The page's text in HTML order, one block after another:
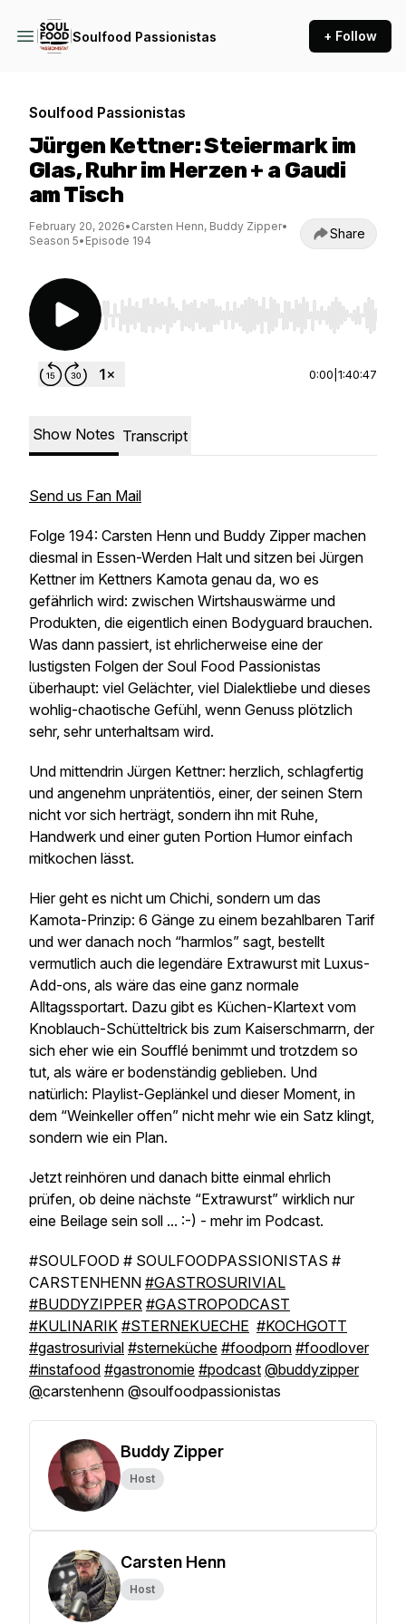
Soulfood Passionistas + Follow
Soulfood Passionistas
Jürgen Kettner: Steiermark im
Glas, Ruhr im Herzen + a Gaudi
am Tisch
February 20, 2026• Carsten Henn, Buddy Zipper•
Season 5• Episode 194 Share
Use Left/Right to seek, Home/End to jump to
0:00 1:40:47
Show Notes Transcript
Send us Fan Mail
Folge 194: Carsten Henn und Buddy Zipper machen
diesmal in Essen-Werden Halt und sitzen bei Jürgen
Kettner im Kettners Kamota genau da, wo es
gefährlich wird: zwischen Wirtshauswärme und
Produkten, die eigentlich einen Bodyguard brauchen.
Was dann passiert, ist ehrlicherweise eine der
lustigsten Folgen der Soul Food Passionistas
überhaupt: viel Gelächter, viel Dialektliebe und dieses
wohlig-chaotische Gefühl, wenn Genuss plötzlich
sehr, sehr unterhaltsam wird.
Und mittendrin Jürgen Kettner: herzlich, schlagfertig
und angenehm unprätentiös, einer, der seinen Stern
nicht vor sich herträgt, sondern ihn mit Ruhe,
Handwerk und einer guten Portion Humor einfach
mitkochen lässt.
Hier geht es nicht um Chichi, sondern um das
Kamota-Prinzip: 6 Gänge zu einem bezahlbaren Tarif
und wer danach noch “harmlos” sagt, bestellt
vermutlich auch die legendäre Extrawurst mit Luxus-
Add-ons, als wäre das eine ganz normale
Alltagssportart. Dazu gibt es Küchen-Klartext vom
Knoblauch-Schütteltrick bis zum Kaiserschmarrn, der
sich eher wie ein Soufflé benimmt und trotzdem so
tut, als wäre er bodenständig geblieben. Und
natürlich: Playlist-Geplänkel und dieser Moment, in
dem “Weinkeller offen” nicht mehr wie ein Satz klingt,
sondern wie ein Plan.
Jetzt reinhören und danach bitte einmal ehrlich
prüfen, ob deine nächste “Extrawurst” wirklich nur
eine Beilage sein soll ... :-) - mehr im Podcast.
#SOULFOOD # SOULFOODPASSIONISTAS #
CARSTENHENN #GASTROSURIVIAL
#BUDDYZIPPER #GASTROPODCAST
#KULINARIK #STERNEKUECHE #KOCHGOTT
#gastrosurivial #sterneküche #foodporn #foodlover
#instafood #gastronomie #podcast @buddyzipper
@carstenhenn @soulfoodpassionistas
Buddy Zipper
Host
Carsten Henn
Host